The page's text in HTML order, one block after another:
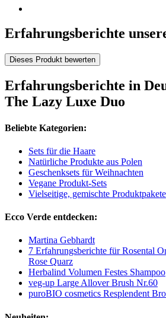
Erfahrungsberichte
Dieses Produkt bewerten
Erfahrungsberichte in
The Lazy Luxe Duo
Beliebte Kategorien:
Sets für die Haare
Natürliche Produkte aus Polen
Geschenksets für Weihnachten
Vegane Produkt-Sets
Vielseitige, gemischte Produktpakete
Ecco Verde entdecken:
Martina Gebhardt
7 Erfahrungsberichte für Rosental
Rose Quarz
Herbalind Volumen Festes Shampoo
veg-up Large Allover Brush Nr.60
puroBIO cosmetics Resplendent